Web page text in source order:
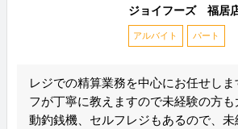
ジョイフーズ 福居
アルバイト パート
レジでの精算業務を中心にお任せし
フが丁寧に教えますので未経験の方
動釣銭機、セルフレジもあるので、